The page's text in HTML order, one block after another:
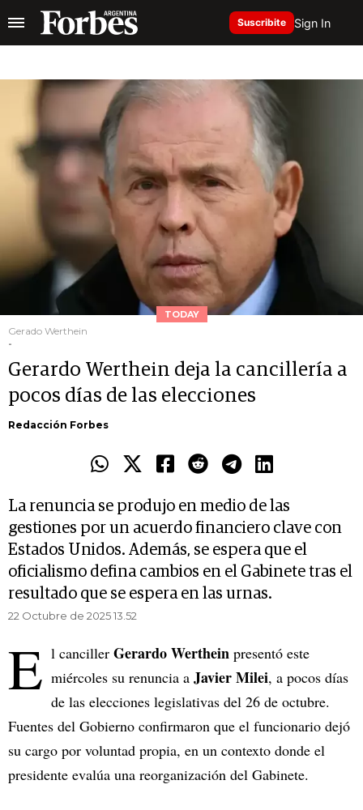
Suscribite Sign In
TODAY
Gerado Werthein
-
Gerardo Werthein deja la cancillería a
pocos días de las elecciones
Redacción Forbes
La renuncia se produjo en medio de las
gestiones por un acuerdo financiero clave con
Estados Unidos. Además, se espera que el
oficialismo defina cambios en el Gabinete tras el
resultado que se espera en las urnas.
22 Octubre de 2025 13.52
E l canciller Gerardo Werthein presentó este
miércoles su renuncia a Javier Milei, a pocos días
de las elecciones legislativas del 26 de octubre.
Fuentes del Gobierno confirmaron que el funcionario dejó
su cargo por voluntad propia, en un contexto donde el
presidente evalúa una reorganización del Gabinete.